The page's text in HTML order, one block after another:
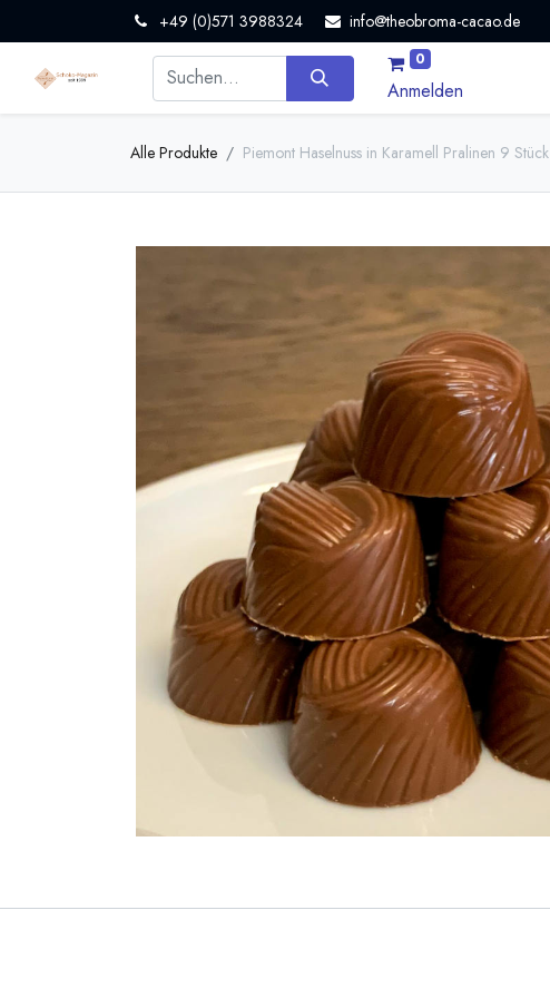
+49 (0)571 3988324 info@theobroma-cacao.de
0
Anmelden
Alle Produkte Piemont Haselnuss in Karamell Pralinen 9 Stück